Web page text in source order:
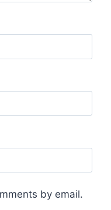
by email.